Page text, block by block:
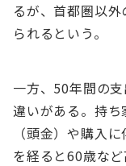
るが、⾸都圏以
られるという。
⼀⽅、50年間の
違いがある。持
（頭⾦）や購⼊
を経ると60歳な